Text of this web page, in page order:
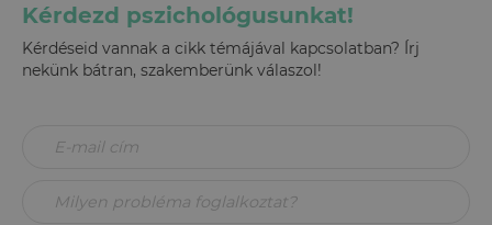
Kérdezd pszichológusunkat!
Kérdéseid vannak a cikk témájával kapcsolatban? Írj
nekünk bátran, szakemberünk válaszol!